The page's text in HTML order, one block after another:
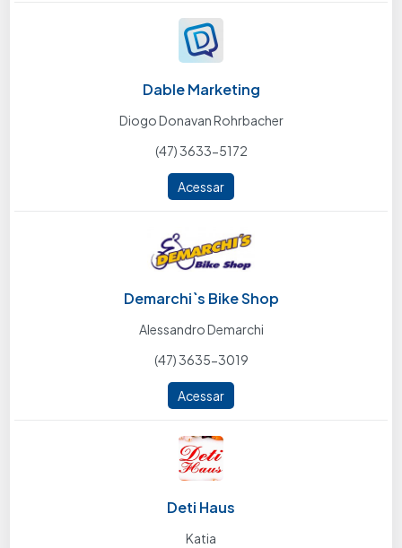
Dable Marketing
Diogo Donavan Rohrbacher
(47) 3633-5172
Acessar
Demarchi`s Bike Shop
Alessandro Demarchi
(47) 3635-3019
Acessar
Deti Haus
Katia